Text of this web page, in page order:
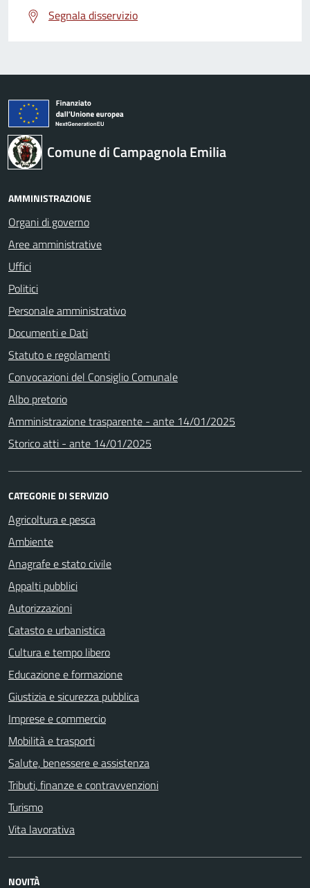
Segnala disservizio
Comune di Campagnola Emilia
AMMINISTRAZIONE
Organi di governo
Aree amministrative
Uffici
Politici
Personale amministrativo
Documenti e Dati
Statuto e regolamenti
Convocazioni del Consiglio Comunale
Albo pretorio
Amministrazione trasparente - ante 14/01/2025
Storico atti - ante 14/01/2025
CATEGORIE DI SERVIZIO
Agricoltura e pesca
Ambiente
Anagrafe e stato civile
Appalti pubblici
Autorizzazioni
Catasto e urbanistica
Cultura e tempo libero
Educazione e formazione
Giustizia e sicurezza pubblica
Imprese e commercio
Mobilità e trasporti
Salute, benessere e assistenza
Tributi, finanze e contravvenzioni
Turismo
Vita lavorativa
NOVITÀ